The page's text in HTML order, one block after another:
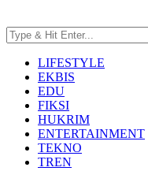
LIFESTYLE
EKBIS
EDU
FIKSI
HUKRIM
ENTERTAINMENT
TEKNO
TREN